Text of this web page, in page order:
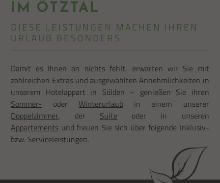
IM ÖTZTAL
DIESE LEISTUNGEN MACHEN IHREN
URLAUB BESONDERS
Damit es Ihnen an nichts fehlt, erwarten wir Sie mit
zahlreichen Extras und ausgewählten Annehmlichkeiten in
unserem Hotelappart in Sölden – genießen Sie ihren
Sommer- oder Winterurlaubin einem unserer
Doppelzimmer, der Suite oder in unseren
Appartements und freuen Sie sich über folgende Inklusiv-
bzw. Serviceleistungen.